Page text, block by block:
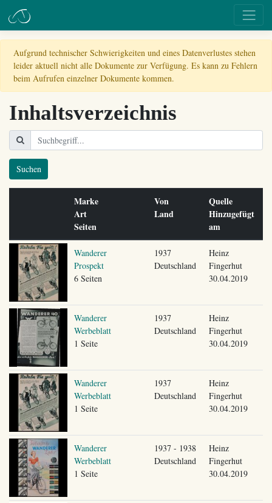
Aufgrund technischer Schwierigkeiten und eines Datenverlustes stehen
leider aktuell nicht alle Dokumente zur Verfügung. Es kann zu Fehlern
beim Aufrufen einzelner Dokumente kommen.
Inhaltsverzeichnis
Suchen
Marke
Art
Seiten
Von
Land
Quelle
Hinzugefügt
am
Wanderer
Prospekt
6 Seiten
1937
Deutschland
Heinz
Fingerhut
30.04.2019
Wanderer
Werbeblatt
1 Seite
1937
Deutschland
Heinz
Fingerhut
30.04.2019
Wanderer
Werbeblatt
1 Seite
1937
Deutschland
Heinz
Fingerhut
30.04.2019
Wanderer
Werbeblatt
1 Seite
1937 - 1938
Deutschland
Heinz
Fingerhut
30.04.2019